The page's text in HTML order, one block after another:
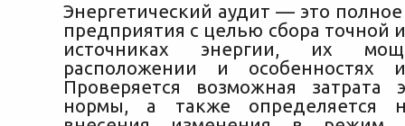
Энергетический аудит — это
предприятия с целью сбора точной
источниках энергии, их
расположении и особенностях
Проверяется возможная затрата
нормы, а также определяется